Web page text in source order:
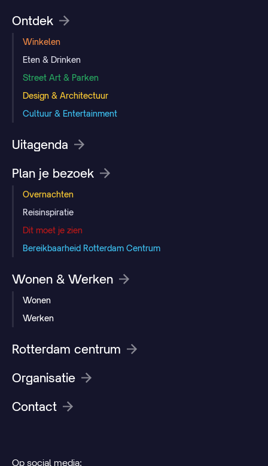
Ontdek
Winkelen
Eten & Drinken
Street Art & Parken
Design & Architectuur
Cultuur & Entertainment
Uitagenda
Plan je bezoek
Overnachten
Reisinspiratie
Dit moet je zien
Bereikbaarheid Rotterdam Centrum
Wonen & Werken
Wonen
Werken
Rotterdam centrum
Organisatie
Contact
Op social media: